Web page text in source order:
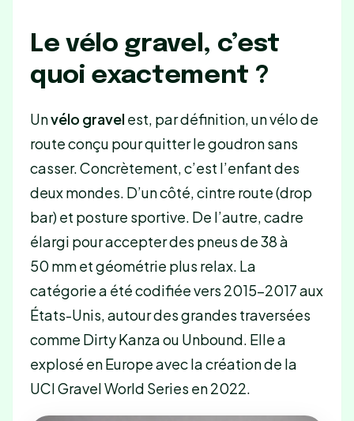
Le vélo gravel, c’est
quoi exactement ?
Unvélo gravelest, par définition, un vélo de
route conçu pour quitter le goudron sans
casser. Concrètement, c’est l’enfant des
deux mondes. D’un côté, cintre route (drop
bar) et posture sportive. De l’autre, cadre
élargi pour accepter des pneus de 38 à
50 mm et géométrie plus relax. La
catégorie a été codifiée vers 2015-2017 aux
États-Unis, autour des grandes traversées
comme Dirty Kanza ou Unbound. Elle a
explosé en Europe avec la création de la
UCI Gravel World Series en 2022.